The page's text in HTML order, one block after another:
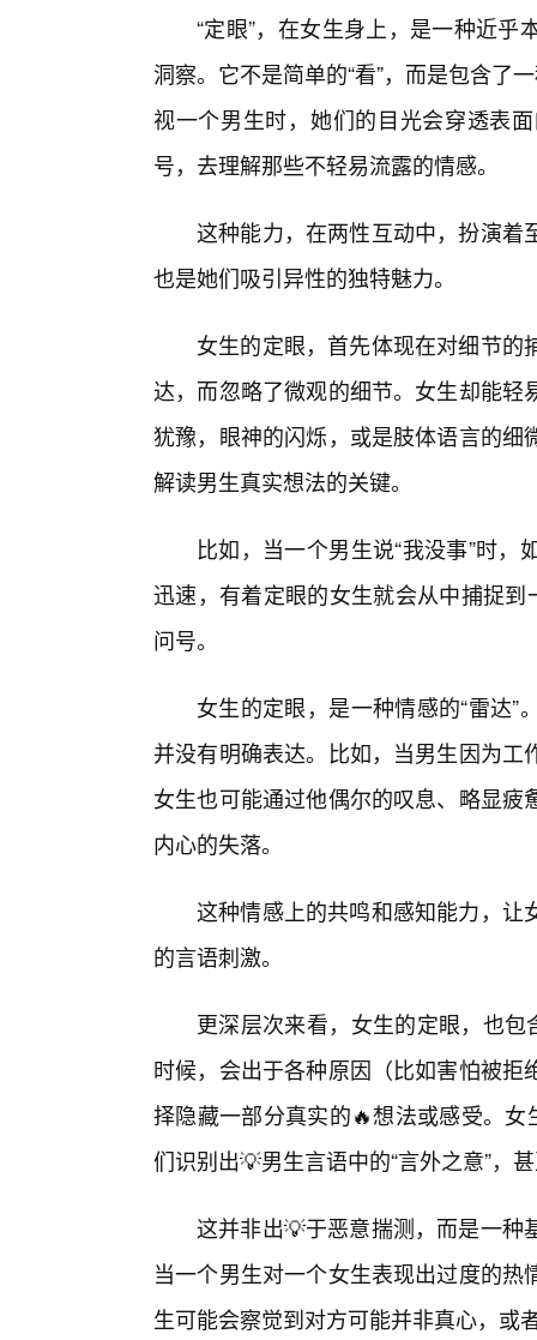
“定眼”，在女生身上，是一种近
洞察。它不是简单的“看”，而是包含了
视一个男生时，她们的目光会穿透表
号，去理解那些不轻易流露的情感。
这种能力，在两性互动中，扮演着
也是她们吸引异性的独特魅力。
女生的定眼，首先体现在对细节
达，而忽略了微观的细节。女生却能
犹豫，眼神的闪烁，或是肢体语言的
解读男生真实想法的关键。
比如，当一个男生说“我没事”时
迅速，有着定眼的女生就会从中捕捉
问号。
女生的定眼，是一种情感的“雷达
并没有明确表达。比如，当男生因为
女生也可能通过他偶尔的叹息、略显
内心的失落。
这种情感上的共鸣和感知能力，让
的言语刺激。
更深层次来看，女生的定眼，也包
时候，会出于各种原因（比如害怕被
择隐藏一部分真实的🔥想法或感受。
们识别出💡男生言语中的“言外之意”，
这并非出💡于恶意揣测，而是一种
当一个男生对一个女生表现出过度的
生可能会察觉到对方可能并非真心，或